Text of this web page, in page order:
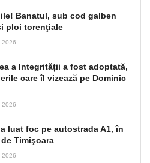
Banatul, sub cod galben
ploi torenţiale
2026
a Integrității a fost adoptată,
care îl vizează pe Dominic
2026
luat foc pe autostrada A1, în
Timişoara
2026